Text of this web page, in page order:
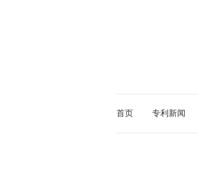
首页 专利新闻